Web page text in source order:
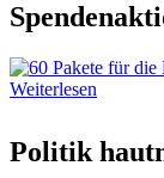
Weiterlesen
Politik